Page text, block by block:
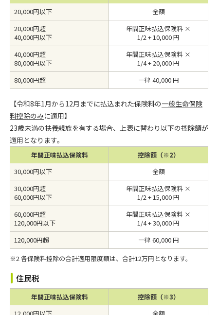
20,000円以下
全額
20,000円超
40,000円以下
年間正味払込保険料 ×
1/2 + 10,000 円
40,000円超
80,000円以下
年間正味払込保険料 ×
1/4 + 20,000 円
80,000円超
一律 40,000 円
【令和8年1月から12月までに払込まれた保険料の一般生命保険
料控除のみに適用】
23歳未満の扶養親族を有する場合、上表に替わり以下の控除額が
適用となります。
年間正味払込保険料
控除額（※2）
30,000円以下
全額
30,000円超
60,000円以下
年間正味払込保険料 ×
1/2 + 15,000 円
60,000円超
120,000円以下
年間正味払込保険料 ×
1/4 + 30,000 円
120,000円超
一律 60,000 円
※2 各保険料控除の合計適用限度額は、合計12万円となります。
住民税
年間正味払込保険料
控除額（※3）